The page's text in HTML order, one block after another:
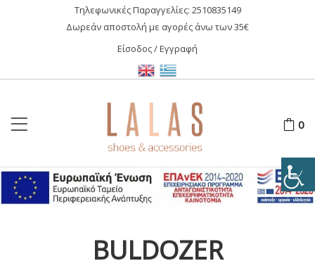
Τηλεφωνικές Παραγγελίες: 2510835149
Δωρεάν αποστολή με αγορές άνω των 35€
Είσοδος / Εγγραφή
0
BULDOZER